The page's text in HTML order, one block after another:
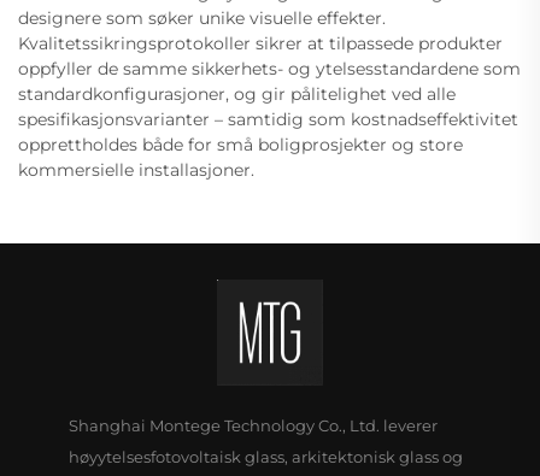
designere som søker unike visuelle effekter.
Kvalitetssikringsprotokoller sikrer at tilpassede produkter
oppfyller de samme sikkerhets- og ytelsesstandardene som
standardkonfigurasjoner, og gir pålitelighet ved alle
spesifikasjonsvarianter – samtidig som kostnadseffektivitet
opprettholdes både for små boligprosjekter og store
kommersielle installasjoner.
Shanghai Montege Technology Co., Ltd. leverer
høyytelsesfotovoltaisk glass, arkitektonisk glass og